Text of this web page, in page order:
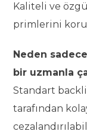
Kaliteli ve
primlerini
Neden
bir uzmanla
Standart
tarafından